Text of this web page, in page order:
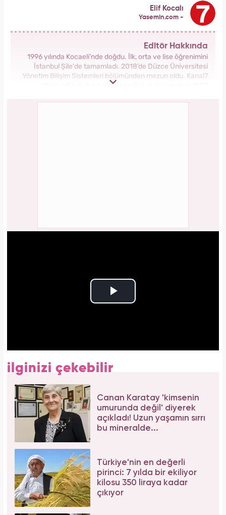
Elif Kocalı
Yasemin.com -
Editör Hakkında
1996 yılında Kocaeli’nde doğdu. İlk, orta ve lise öğrenimini
İstanbul Şile'de tamamladı. 2018’de Düzce Üniversitesi
Yönetim Bilişim Sistemleri bölümünden mezun oldu. Kanal7
Medya Grubu’na bağlı Haber7.com bünyesinde ‘SEO
ilginizi çekebilir
Canan Karatay 'kimsenin
umurunda değil' diyerek
açıkladı! Uzun yaşamın sırrı
bu mineralde...
Türkiye'nin en değerli
pirinci: 7 yılda bir ekiliyor
kilosu 350 liraya kadar
çıkıyor